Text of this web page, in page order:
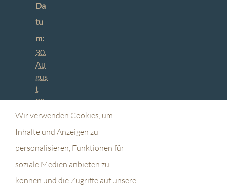
Da
tu
m:
30.
Au
gus
t
20
25
Zei
t:
19:
30
Wir verwenden Cookies, um
Inhalte und Anzeigen zu
personalisieren, Funktionen für
soziale Medien anbieten zu
können und die Zugriffe auf unsere